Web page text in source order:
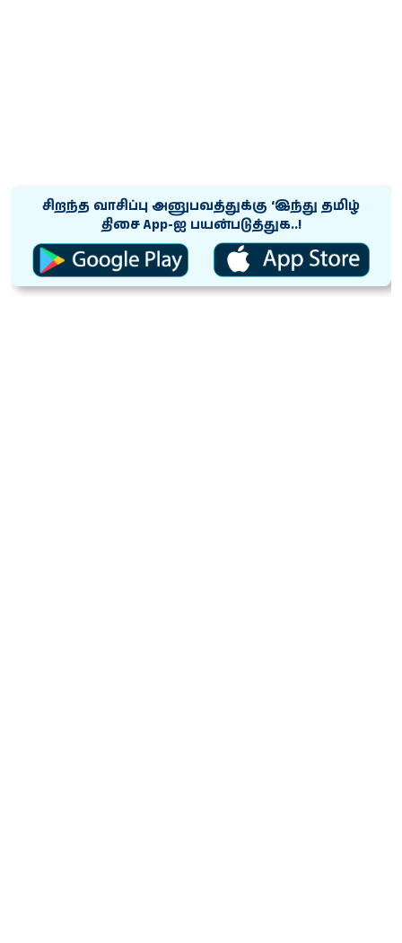
சிறந்த வாசிப்பு அனுபவத்துக்கு ‘இந்து தமிழ்
திசை App-ஐ பயன்படுத்துக..!